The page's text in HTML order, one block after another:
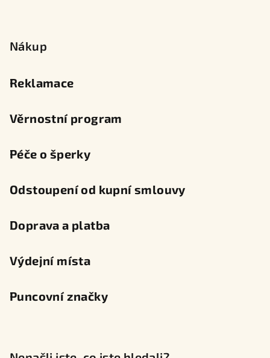
Nákup
Reklamace
Věrnostní program
Péče o šperky
Odstoupení od kupní smlouvy
Doprava a platba
Výdejní místa
Puncovní značky